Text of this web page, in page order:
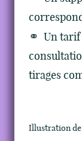
Un
tirages
Illustration de